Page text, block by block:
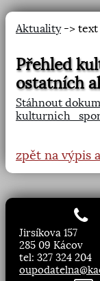
Aktuality-> text
Přehled
ostatních
Stáhnout
zpět na výpis
Jirsíkova 157
285 09 Kácov
tel: 327 324 204